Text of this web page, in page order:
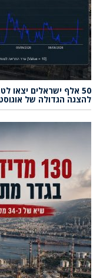
50 אלף ישראלים יצאו
להצגה הגדולה של